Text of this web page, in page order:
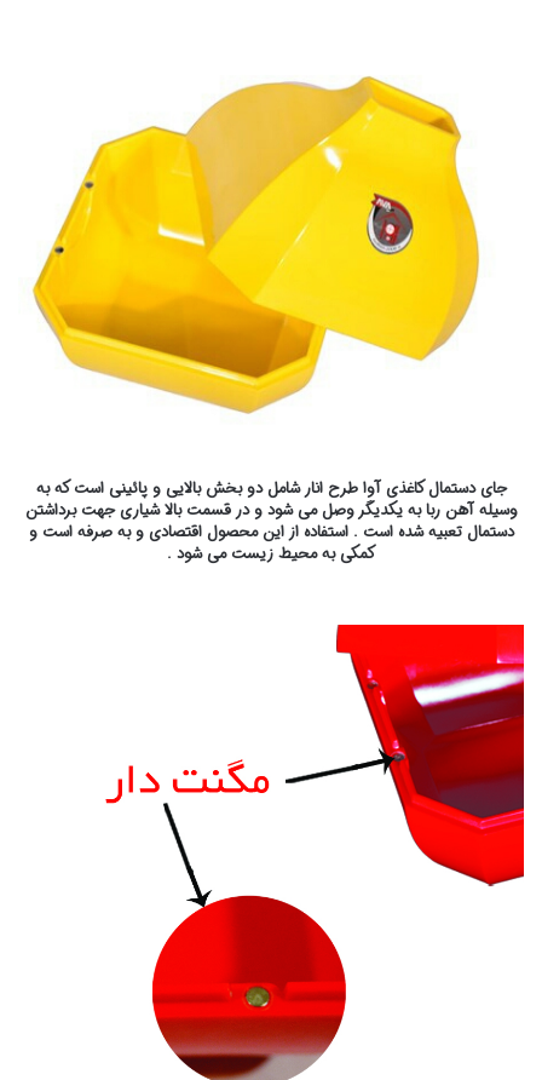
جای دستمال کاغذی آوا طرح انار شامل دو بخش بالایی و پائینی است که به
وسیله آهن ربا به یکدیگر وصل می شود و در قسمت بالا شیاری جهت برداشتن
دستمال تعبیه شده است . استفاده از این محصول اقتصادی و به صرفه است و
کمکی به محیط زیست می شود .